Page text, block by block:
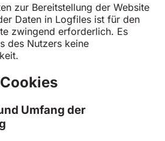
zur Bereitstellung der Website
Daten in Logfiles ist für den
zwingend erforderlich. Es
des Nutzers keine
Umfang der